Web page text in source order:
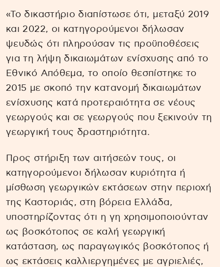
«Το δικαστήριο διαπίστωσε ότι, μεταξύ 2019
και 2022, οι κατηγορούμενοι δήλωσαν
ψευδώς ότι πληρούσαν τις προϋποθέσεις
για τη λήψη δικαιωμάτων ενίσχυσης από το
Εθνικό Απόθεμα, το οποίο θεσπίστηκε το
2015 με σκοπό την κατανομή δικαιωμάτων
ενίσχυσης κατά προτεραιότητα σε νέους
γεωργούς και σε γεωργούς που ξεκινούν τη
γεωργική τους δραστηριότητα.
Προς στήριξη των αιτήσεών τους, οι
κατηγορούμενοι δήλωσαν κυριότητα ή
μίσθωση γεωργικών εκτάσεων στην περιοχή
της Καστοριάς, στη βόρεια Ελλάδα,
υποστηρίζοντας ότι η γη χρησιμοποιούνταν
ως βοσκότοπος σε καλή γεωργική
κατάσταση, ως παραγωγικός βοσκότοπος ή
ως εκτάσεις καλλιεργημένες με αγριελιές,